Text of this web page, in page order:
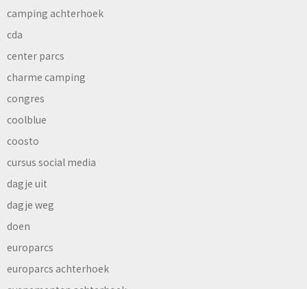
camping achterhoek
cda
center parcs
charme camping
congres
coolblue
coosto
cursus social media
dagje uit
dagje weg
doen
europarcs
europarcs achterhoek